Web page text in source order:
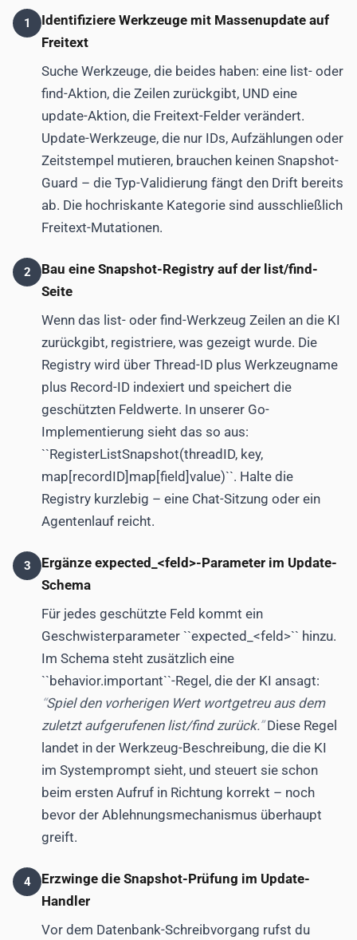
1
Identifiziere Werkzeuge mit Massenupdate auf
Freitext
Suche Werkzeuge, die beides haben: eine list- oder
find-Aktion, die Zeilen zurückgibt, UND eine
update-Aktion, die Freitext-Felder verändert.
Update-Werkzeuge, die nur IDs, Aufzählungen oder
Zeitstempel mutieren, brauchen keinen Snapshot-
Guard – die Typ-Validierung fängt den Drift bereits
ab. Die hochriskante Kategorie sind ausschließlich
Freitext-Mutationen.
2
Bau eine Snapshot-Registry auf der list/find-
Seite
Wenn das list- oder find-Werkzeug Zeilen an die KI
zurückgibt, registriere, was gezeigt wurde. Die
Registry wird über Thread-ID plus Werkzeugname
plus Record-ID indexiert und speichert die
geschützten Feldwerte. In unserer Go-
Implementierung sieht das so aus:
``RegisterListSnapshot(threadID, key,
map[recordID]map[field]value)``. Halte die
Registry kurzlebig – eine Chat-Sitzung oder ein
Agentenlauf reicht.
3
Ergänze expected_<feld>-Parameter im Update-
Schema
Für jedes geschützte Feld kommt ein
Geschwisterparameter ``expected_<feld>`` hinzu.
Im Schema steht zusätzlich eine
``behavior.important``-Regel, die der KI ansagt:
Spiel den vorherigen Wert wortgetreu aus dem
zuletzt aufgerufenen list/find zurück. Diese Regel
landet in der Werkzeug-Beschreibung, die die KI
im Systemprompt sieht, und steuert sie schon
beim ersten Aufruf in Richtung korrekt – noch
bevor der Ablehnungsmechanismus überhaupt
greift.
4
Erzwinge die Snapshot-Prüfung im Update-
Handler
Vor dem Datenbank-Schreibvorgang rufst du